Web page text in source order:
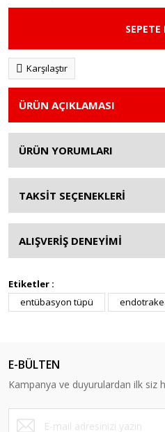
SEPETE
Karşılaştır
ÜRÜN AÇIKLAMASI
ÜRÜN YORUMLARI
TAKSİT SEÇENEKLERİ
ALIŞVERİŞ DENEYİMİ
Etiketler :
entübasyon tüpü
E-BÜLTEN
Kampanya ve duyurulardan ilk siz